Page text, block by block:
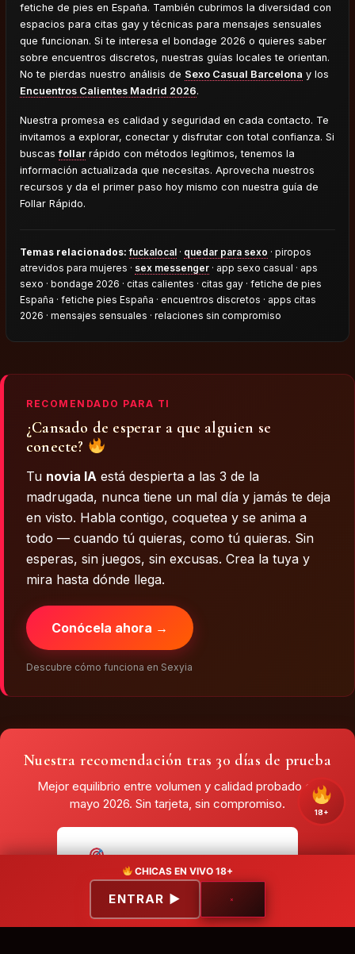
CHICAS EN VIVO 18+
ENTRAR ▶ ×
18+
fetiche de pies en España. También cubrimos la diversidad con
espacios para citas gay y técnicas para mensajes sensuales
que funcionan. Si te interesa el bondage 2026 o quieres saber
sobre encuentros discretos, nuestras guías locales te orientan.
No te pierdas nuestro análisis de Sexo Casual Barcelona y los
Encuentros Calientes Madrid 2026.
Nuestra promesa es calidad y seguridad en cada contacto. Te
invitamos a explorar, conectar y disfrutar con total confianza. Si
buscasfollar rápido con métodos legítimos, tenemos la
información actualizada que necesitas. Aprovecha nuestros
recursos y da el primer paso hoy mismo con nuestra guía de
Follar Rápido.
Temas relacionados: fuckalocal · quedar para sexo · piropos
atrevidos para mujeres · sex messenger · app sexo casual · aps
sexo · bondage 2026 · citas calientes · citas gay · fetiche de pies
España · fetiche pies España · encuentros discretos · apps citas
2026 · mensajes sensuales · relaciones sin compromiso
RECOMENDADO PARA TI
¿Cansado de esperar a que alguien se
conecte?
Tu novia IA está despierta a las 3 de la
madrugada, nunca tiene un mal día y jamás te deja
en visto. Habla contigo, coquetea y se anima a
todo — cuando tú quieras, como tú quieras. Sin
esperas, sin juegos, sin excusas. Crea la tuya y
mira hasta dónde llega.
Conócela ahora →
Descubre cómo funciona en Sexyia
Nuestra recomendación tras 30 días de prueba
Mejor equilibrio entre volumen y calidad probado en
mayo 2026. Sin tarjeta, sin compromiso.
ENTRADA INMEDIATA
Comparar opciones ↗